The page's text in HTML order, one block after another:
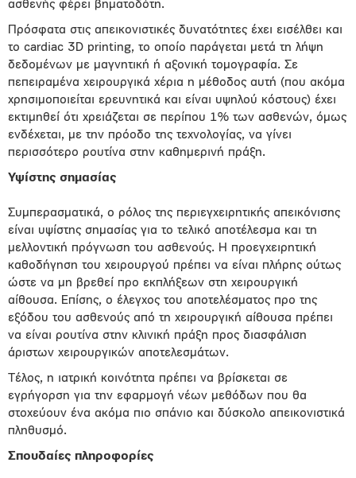
ασθενής φέρει βηματοδότη.
Πρόσφατα στις απεικονιστικές δυνατότητες έχει εισέλθει και
το cardiac 3D printing, το οποίο παράγεται μετά τη λήψη
δεδομένων με μαγνητική ή αξονική τομογραφία. Σε
πεπειραμένα χειρουργικά χέρια η μέθοδος αυτή (που ακόμα
χρησιμοποιείται ερευνητικά και είναι υψηλού κόστους) έχει
εκτιμηθεί ότι χρειάζεται σε περίπου 1% των ασθενών, όμως
ενδέχεται, με την πρόοδο της τεχνολογίας, να γίνει
περισσότερο ρουτίνα στην καθημερινή πράξη.
Υψίστης σημασίας
Συμπερασματικά, ο ρόλος της περιεγχειρητικής απεικόνισης
είναι υψίστης σημασίας για το τελικό αποτέλεσμα και τη
μελλοντική πρόγνωση του ασθενούς. Η προεγχειρητική
καθοδήγηση του χειρουργού πρέπει να είναι πλήρης ούτως
ώστε να μη βρεθεί προ εκπλήξεων στη χειρουργική
αίθουσα. Επίσης, ο έλεγχος του αποτελέσματος προ της
εξόδου του ασθενούς από τη χειρουργική αίθουσα πρέπει
να είναι ρουτίνα στην κλινική πράξη προς διασφάλιση
άριστων χειρουργικών αποτελεσμάτων.
Τέλος, η ιατρική κοινότητα πρέπει να βρίσκεται σε
εγρήγορση για την εφαρμογή νέων μεθόδων που θα
στοχεύουν ένα ακόμα πιο σπάνιο και δύσκολο απεικονιστικά
πληθυσμό.
Σπουδαίες πληροφορίες